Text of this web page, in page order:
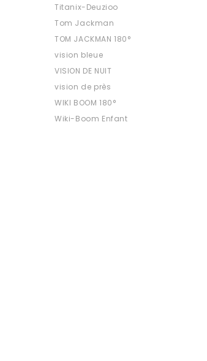
Titanix-Deuzioo
Tom Jackman
TOM JACKMAN 180°
vision bleue
VISION DE NUIT
vision de près
WIKI BOOM 180°
Wiki-Boom Enfant